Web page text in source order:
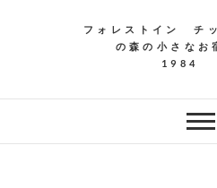
フォレストイン チ
の森の小さな